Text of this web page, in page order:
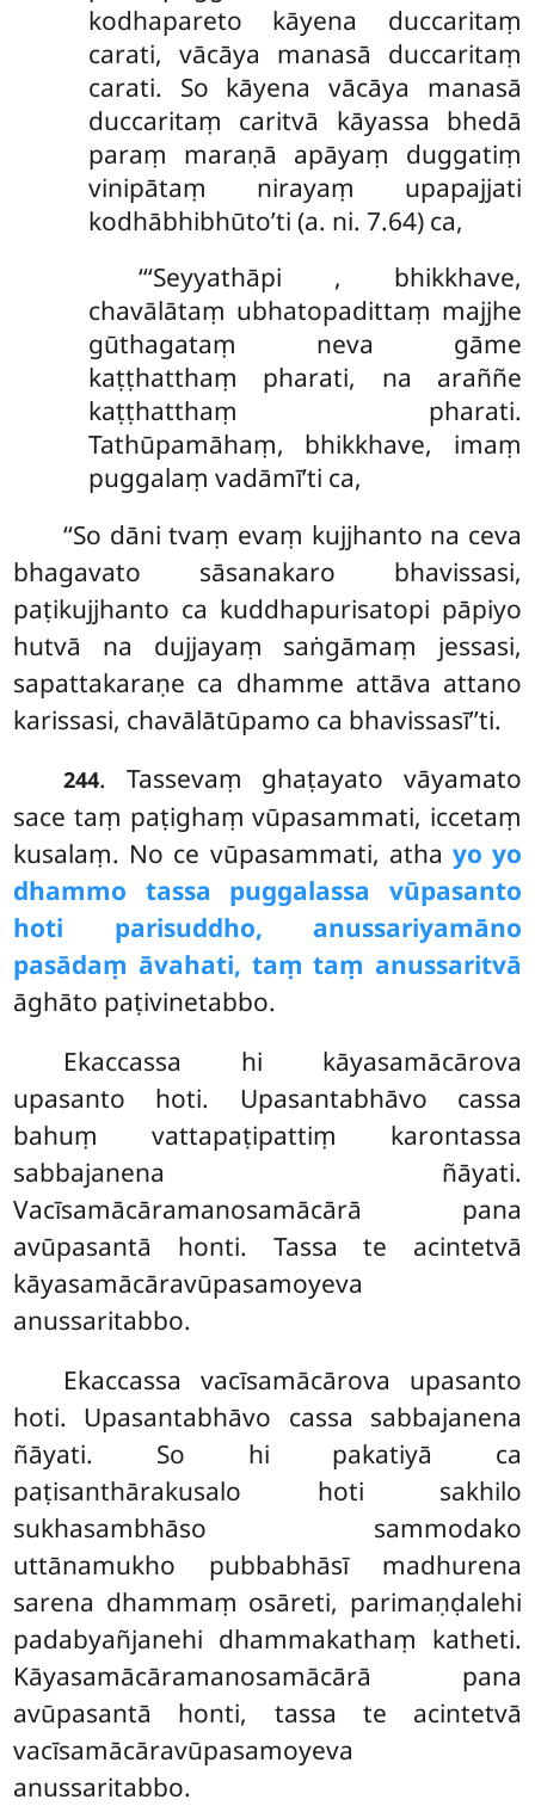
kodhapareto kāyena duccaritaṃ
carati, vācāya manasā duccaritaṃ
carati. So kāyena vācāya manasā
duccaritaṃ caritvā kāyassa bhedā
paraṃ maraṇā apāyaṃ duggatiṃ
vinipātaṃ nirayaṃ upapajjati
kodhābhibhūto’ti (a. ni. 7.64) ca,
‘‘‘Seyyathāpi , bhikkhave,
chavālātaṃ ubhatopadittaṃ majjhe
gūthagataṃ neva gāme
kaṭṭhatthaṃ pharati, na araññe
kaṭṭhatthaṃ pharati.
Tathūpamāhaṃ, bhikkhave, imaṃ
puggalaṃ vadāmī’ti ca,
‘‘So dāni tvaṃ evaṃ kujjhanto na ceva
bhagavato sāsanakaro bhavissasi,
paṭikujjhanto ca kuddhapurisatopi pāpiyo
hutvā na dujjayaṃ saṅgāmaṃ jessasi,
sapattakaraṇe ca dhamme attāva attano
karissasi, chavālātūpamo ca bhavissasī’’ti.
244. Tassevaṃ ghaṭayato vāyamato
sace taṃ paṭighaṃ vūpasammati, iccetaṃ
kusalaṃ. No ce vūpasammati, atha yo yo
dhammo tassa puggalassa vūpasanto
hoti parisuddho, anussariyamāno
pasādaṃ āvahati, taṃ taṃ anussaritvā
āghāto paṭivinetabbo.
Ekaccassa hi kāyasamācārova
upasanto hoti. Upasantabhāvo cassa
bahuṃ vattapaṭipattiṃ karontassa
sabbajanena ñāyati.
Vacīsamācāramanosamācārā pana
avūpasantā honti. Tassa te acintetvā
kāyasamācāravūpasamoyeva
anussaritabbo.
Ekaccassa vacīsamācārova upasanto
hoti. Upasantabhāvo cassa sabbajanena
ñāyati. So hi pakatiyā ca
paṭisanthārakusalo hoti sakhilo
sukhasambhāso sammodako
uttānamukho pubbabhāsī madhurena
sarena dhammaṃ osāreti, parimaṇḍalehi
padabyañjanehi dhammakathaṃ katheti.
Kāyasamācāramanosamācārā pana
avūpasantā honti, tassa te acintetvā
vacīsamācāravūpasamoyeva
anussaritabbo.